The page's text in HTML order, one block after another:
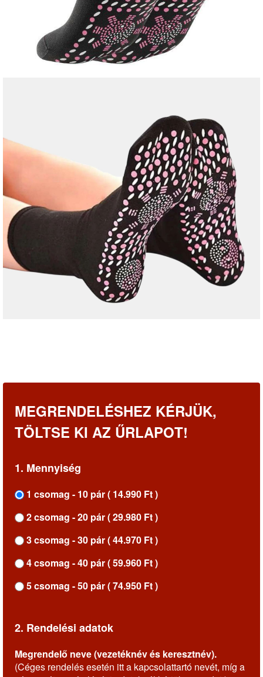
MEGRENDELÉSHEZ KÉRJÜK,
TÖLTSE KI AZ ŰRLAPOT!
1. Mennyiség
1 csomag - 10 pár ( 14.990 Ft )
2 csomag - 20 pár ( 29.980 Ft )
3 csomag - 30 pár ( 44.970 Ft )
4 csomag - 40 pár ( 59.960 Ft )
5 csomag - 50 pár ( 74.950 Ft )
2. Rendelési adatok
Megrendelő neve (vezetéknév és keresztnév).
(Céges rendelés esetén itt a kapcsolattartó nevét, míg a